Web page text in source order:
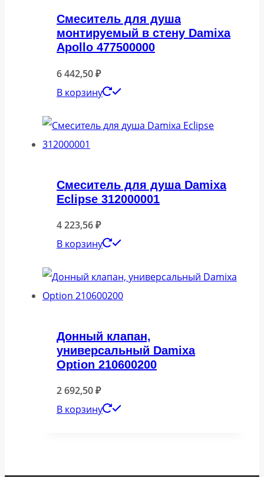
Смеситель для душа
монтируемый в стену Damixa
Apollo 477500000
6 442,50₽
В корзину
Смеситель для душа Damixa
Eclipse 312000001
4 223,56₽
В корзину
Донный клапан,
универсальный Damixa
Option 210600200
2 692,50₽
В корзину